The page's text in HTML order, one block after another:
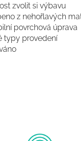
zvolit si výbavu
z nehořlavých
povrchová úprava
typy provedení